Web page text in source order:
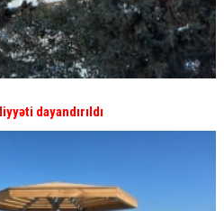
dayandırıldı